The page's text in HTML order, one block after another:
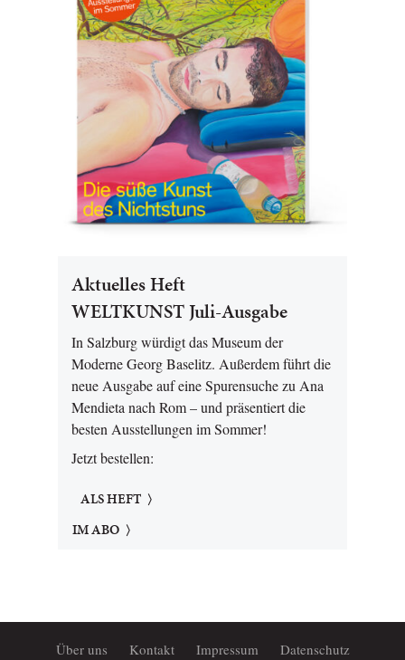
Aktuelles Heft
WELTKUNST Juli-Ausgabe
In Salzburg würdigt das Museum der
Moderne Georg Baselitz. Außerdem führt die
neue Ausgabe auf eine Spurensuche zu Ana
Mendieta nach Rom – und präsentiert die
besten Ausstellungen im Sommer!
Jetzt bestellen:
ALS HEFT
IM ABO
Über uns Kontakt Impressum Datenschutz